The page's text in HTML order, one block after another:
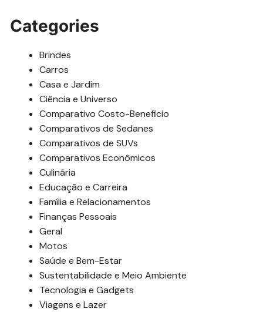
Categories
Brindes
Carros
Casa e Jardim
Ciência e Universo
Comparativo Costo-Beneficio
Comparativos de Sedanes
Comparativos de SUVs
Comparativos Econômicos
Culinária
Educação e Carreira
Família e Relacionamentos
Finanças Pessoais
Geral
Motos
Saúde e Bem-Estar
Sustentabilidade e Meio Ambiente
Tecnologia e Gadgets
Viagens e Lazer